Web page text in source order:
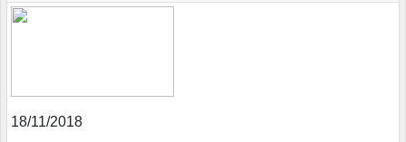
18/11/2018